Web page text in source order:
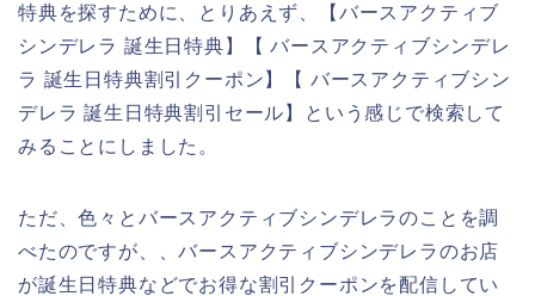
特典を探すために、とりあえず、【バースアクティブ
シンデレラ 誕生日特典】【 バースアクティブシンデレ
ラ 誕生日特典割引クーポン】【 バースアクティブシン
デレラ 誕生日特典割引セール】という感じで検索して
みることにしました。
ただ、色々とバースアクティブシンデレラのことを調
べたのですが、、バースアクティブシンデレラのお店
が誕生日特典などでお得な割引クーポンを配信してい